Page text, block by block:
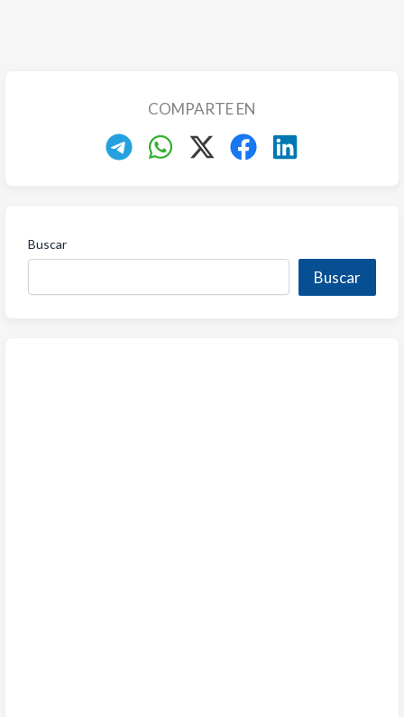
COMPARTE EN
Buscar
Buscar